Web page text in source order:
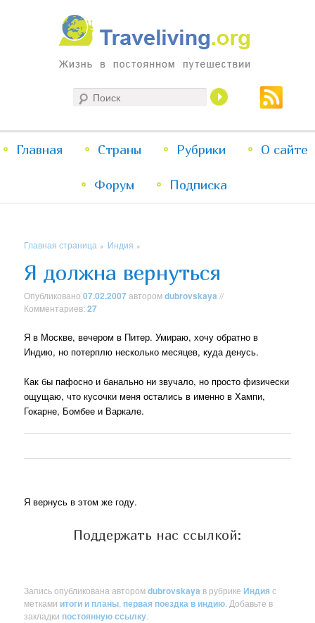
Traveliving
Жизнь в постоянном путешествии
меню
Перейти
к
Перейти
к
Главная Страны Рубрики О сайте
Форум Подписка
Главная страница » Индия »
Я должна вернуться
Опубликовано07.02.2007авторомdubrovskaya //
Комментариев:27
Я в Москве, вечером в Питер. Умираю, хочу обратно в
Индию, но потерплю несколько месяцев, куда денусь.
Как бы пафосно и банально ни звучало, но просто физически
ощущаю, что кусочки меня остались в именно в Хампи,
Гокарне, Бомбее и Варкале.
Я вернусь в этом же году.
Поддержать нас ссылкой:
Запись опубликована авторомdubrovskaya в рубрикеИндия с
метками итоги и планы первая поездка в индию . Добавьте в
закладки постоянную ссылку